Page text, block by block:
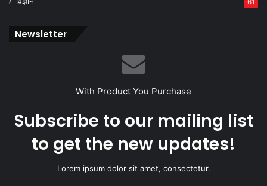
61
Newsletter
With Product You Purchase
Subscribe to our mailing list
to get the new updates!
Lorem ipsum dolor sit amet, consectetur.